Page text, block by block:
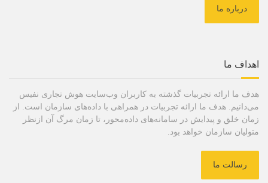
درباره ما
اهداف ما
هدف ما ارائه تجربیات گذشته به کاربران وب‌سایت هوش تجاری نفیس
می‌دانیم. هدف ما ارائه تجربیات در همراهی با داده‌های سازمان است. از
زمان خلق و پیدایش در سامانه‌های داده‌محور، تا زمان مرگ آن ازنظر
متولیان سازمان خواهد بود.
رسالت ما